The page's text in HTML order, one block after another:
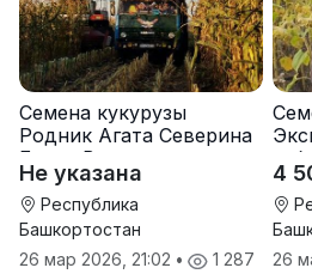
Семена кукурузы
Родник Агата Северина
Берта Вилора
Прохладненский Дарина
Росс Машук Катерина
Не указана
Республика
Башкортостан
26 мар 2026, 21:02 • 1 287
4
26